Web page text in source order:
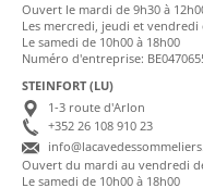
Ouvert le mardi de 9h30 à
Les mercredi, jeudi et vendredi
Le samedi de 10h00 à 18h00
Numéro d'entreprise:
STEINFORT (LU)
1-3 route d'Arlon
+352 26 108 910 23
Ouvert du mardi au vendredi
Le samedi de 10h00 à 18h00